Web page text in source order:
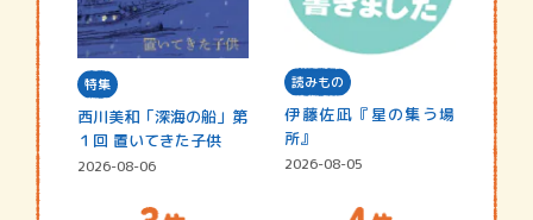
特集
西川美和「深海の船」第
１回 置いてきた子供
2026-08-06
読みもの
伊藤佐凪『星の集う場
所』
2026-08-05